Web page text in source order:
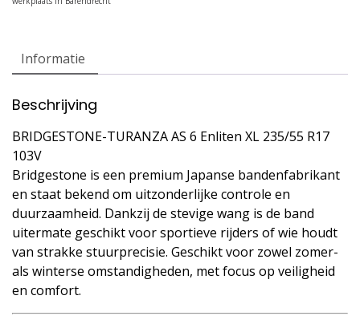
Informatie
Beschrijving
BRIDGESTONE-TURANZA AS 6 Enliten XL 235/55 R17
103V
Bridgestone is een premium Japanse bandenfabrikant
en staat bekend om uitzonderlijke controle en
duurzaamheid. Dankzij de stevige wang is de band
uitermate geschikt voor sportieve rijders of wie houdt
van strakke stuurprecisie. Geschikt voor zowel zomer-
als winterse omstandigheden, met focus op veiligheid
en comfort.